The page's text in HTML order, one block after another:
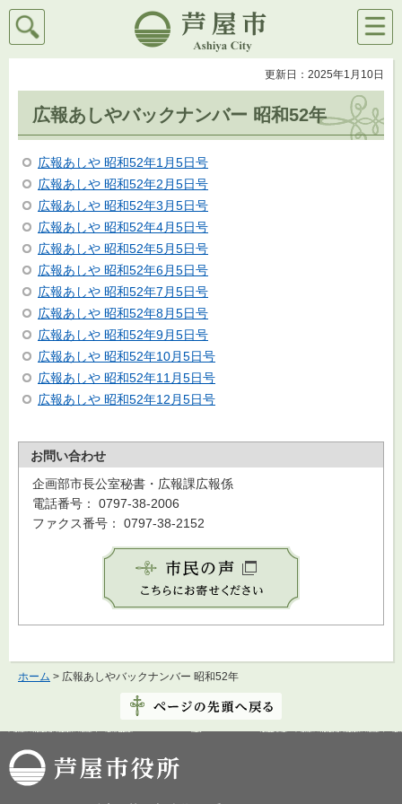
芦屋市
検索
メニ
ュー
更新日：2025年1月10日
広報あしやバックナンバー 昭和52年
広報あしや 昭和52年1月5日号
広報あしや 昭和52年2月5日号
広報あしや 昭和52年3月5日号
広報あしや 昭和52年4月5日号
広報あしや 昭和52年5月5日号
広報あしや 昭和52年6月5日号
広報あしや 昭和52年7月5日号
広報あしや 昭和52年8月5日号
広報あしや 昭和52年9月5日号
広報あしや 昭和52年10月5日号
広報あしや 昭和52年11月5日号
広報あしや 昭和52年12月5日号
お問い合わせ
企画部市長公室秘書・広報課広報係
電話番号： 0797-38-2006
ファクス番号： 0797-38-2152
ホーム > 広報あしやバックナンバー 昭和52年
芦屋市役所